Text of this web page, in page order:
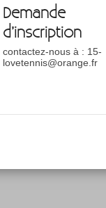
Demande
d’inscription
contactez-nous à : 15-
lovetennis@orange.fr